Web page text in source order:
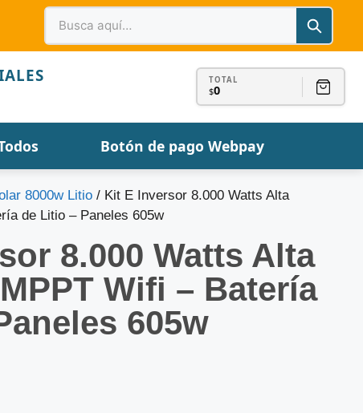
TOTAL
$0
Botón de pago Webpay
8000w Litio / Kit E Inversor 8.000 Watts Alta
de Litio – Paneles 605w
8.000 Watts Alta
Wifi – Batería
605w